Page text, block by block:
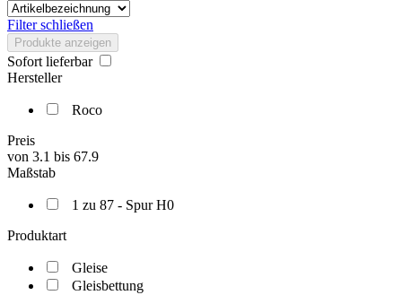
Filter schließen
Produkte anzeigen
Sofort lieferbar
Hersteller
Roco
Preis
von 3.1 bis 67.9
Maßstab
1 zu 87 - Spur H0
Produktart
Gleise
Gleisbettung